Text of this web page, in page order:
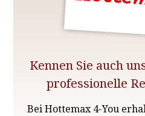
Kennen Sie auch
professionelle
Bei Hottemax 4-You